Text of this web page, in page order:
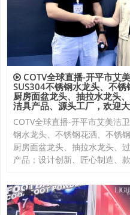
COTV全球直播-开平市艾
SUS304不锈钢水龙头、不锈
厨房面盆龙头、抽拉水龙头
洁具产品、源头工厂，欢迎大
COTV全球直播-开平市艾美洁
钢水龙头、不锈钢花洒、不锈
厨房面盆龙头、抽拉水龙头、
产品；设计创新、匠心制造、